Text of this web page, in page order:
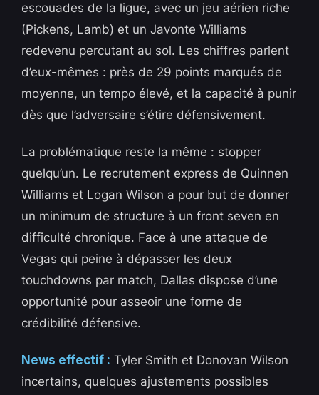
escouades de la ligue, avec un jeu aérien riche
(Pickens, Lamb) et un Javonte Williams
redevenu percutant au sol. Les chiffres parlent
d’eux-mêmes : près de 29 points marqués de
moyenne, un tempo élevé, et la capacité à punir
dès que l’adversaire s’étire défensivement.
La problématique reste la même : stopper
quelqu’un. Le recrutement express de Quinnen
Williams et Logan Wilson a pour but de donner
un minimum de structure à un front seven en
difficulté chronique. Face à une attaque de
Vegas qui peine à dépasser les deux
touchdowns par match, Dallas dispose d’une
opportunité pour asseoir une forme de
crédibilité défensive.
News effectif : Tyler Smith et Donovan Wilson
incertains, quelques ajustements possibles